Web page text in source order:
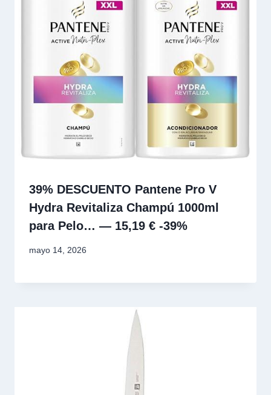
39% DESCUENTO Pantene Pro V
Hydra Revitaliza Champú 1000ml
para Pelo… — 15,19 € -39%
mayo 14, 2026